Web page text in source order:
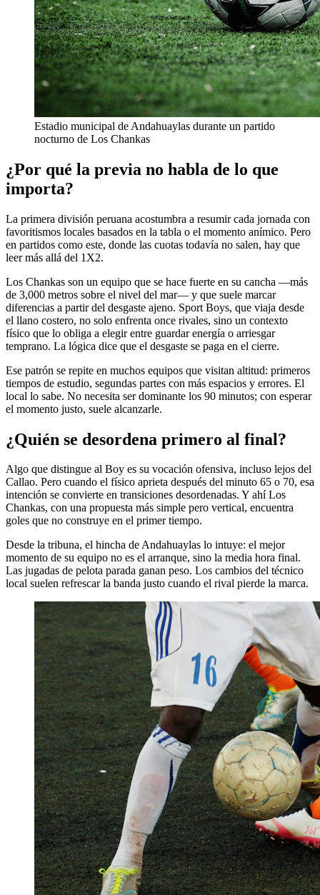
Estadio municipal de Andahuaylas durante un partido
nocturno de Los Chankas
¿Por qué la previa no habla de lo que
importa?
La primera división peruana acostumbra a resumir cada jornada con
favoritismos locales basados en la tabla o el momento anímico. Pero
en partidos como este, donde las cuotas todavía no salen, hay que
leer más allá del 1X2.
Los Chankas son un equipo que se hace fuerte en su cancha —más
de 3,000 metros sobre el nivel del mar— y que suele marcar
diferencias a partir del desgaste ajeno. Sport Boys, que viaja desde
el llano costero, no solo enfrenta once rivales, sino un contexto
físico que lo obliga a elegir entre guardar energía o arriesgar
temprano. La lógica dice que el desgaste se paga en el cierre.
Ese patrón se repite en muchos equipos que visitan altitud: primeros
tiempos de estudio, segundas partes con más espacios y errores. El
local lo sabe. No necesita ser dominante los 90 minutos; con esperar
el momento justo, suele alcanzarle.
¿Quién se desordena primero al final?
Algo que distingue al Boy es su vocación ofensiva, incluso lejos del
Callao. Pero cuando el físico aprieta después del minuto 65 o 70, esa
intención se convierte en transiciones desordenadas. Y ahí Los
Chankas, con una propuesta más simple pero vertical, encuentra
goles que no construye en el primer tiempo.
Desde la tribuna, el hincha de Andahuaylas lo intuye: el mejor
momento de su equipo no es el arranque, sino la media hora final.
Las jugadas de pelota parada ganan peso. Los cambios del técnico
local suelen refrescar la banda justo cuando el rival pierde la marca.